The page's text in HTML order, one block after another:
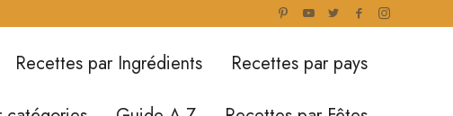
Recettes par Ingrédients
Recettes par pays